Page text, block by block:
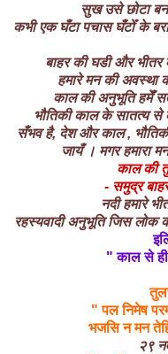
सुख उसे छोटा
कभी एक घँटा पचास घँटोँ के
बाहर की घडी और
हमारे मन की अवस्था
काल की अनुभूति हमेँ
भौतिकी काल के सातत्य से
सँभव है, देश और काल , भौतिकी
जायँ । मगर हमारा
काल की
- समुद्र
नदी हमारे
रहस्यवादी अनुभूति जिस लोक
" काल से
" पल निमेष
भजसि न मन
२९